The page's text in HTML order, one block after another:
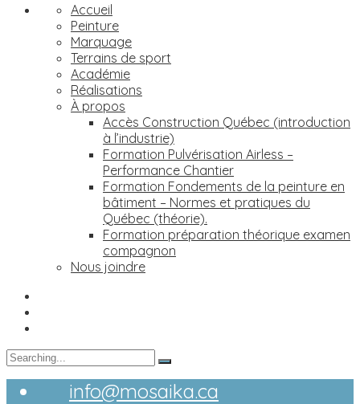
Accueil
Peinture
Marquage
Terrains de sport
Académie
Réalisations
À propos
Accès Construction Québec (introduction
à l’industrie)
Formation Pulvérisation Airless –
Performance Chantier
Formation Fondements de la peinture en
bâtiment – Normes et pratiques du
Québec (théorie).
Formation préparation théorique examen
compagnon
Nous joindre
Search
for:
info@mosaika.ca